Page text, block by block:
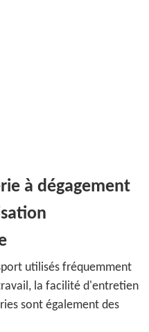
à dégagement
utilisés fréquemment
la facilité d'entretien
sont également des